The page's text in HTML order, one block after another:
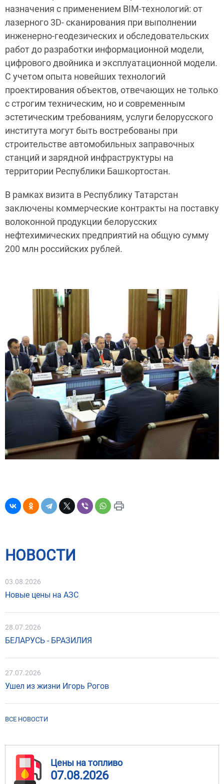
назначения с применением BIM-технологий: от
лазерного 3D- сканирования при выполнении
инженерно-геодезических и обследовательских
работ до разработки информационной модели,
цифрового двойника и эксплуатационной модели.
С учетом опыта новейших технологий
проектирования объектов, отвечающих не только
с строгим техническим, но и современным
эстетическим требованиям, услуги белорусского
института могут быть востребованы при
строительстве автомобильных заправочных
станций и зарядной инфраструктуры на
территории Республики Башкортостан.
В рамках визита в Республику Татарстан
заключены коммерческие контракты на поставку
волоконной продукции белорусских
нефтехимических предприятий на общую сумму
200 млн российских рублей.
НОВОСТИ
03.08.2026
Новые цены на АЗС
28.07.2026
БЕЛАРУСЬ - БРАЗИЛИЯ
27.07.2026
Ушел из жизни Игорь Рогов
ВСЕ НОВОСТИ
Цены на топливо
07.08.2026